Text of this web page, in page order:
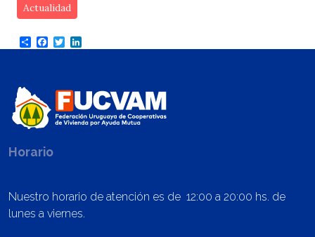
Actualidad
ShareFacebook
Twitter
Horario
Nuestro horario de atención es de 12:00 a 20:00 hs. de
lunes a viernes.